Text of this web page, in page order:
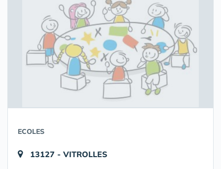
ECOLES
13127 - VITROLLES